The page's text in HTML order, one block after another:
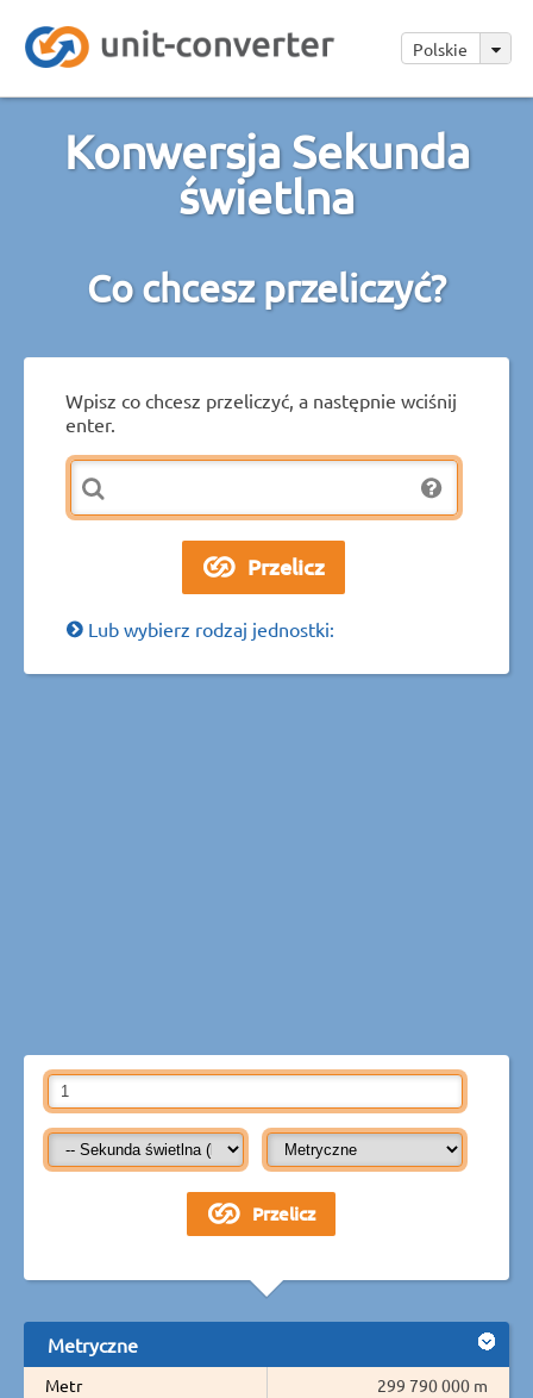
Polskie
Konwersja Sekunda
świetlna
Co chcesz przeliczyć?
Wpisz co chcesz przeliczyć, a następnie wciśnij
enter.
Lub wybierz rodzaj jednostki:
Metryczne
Metr
299 790 000 m